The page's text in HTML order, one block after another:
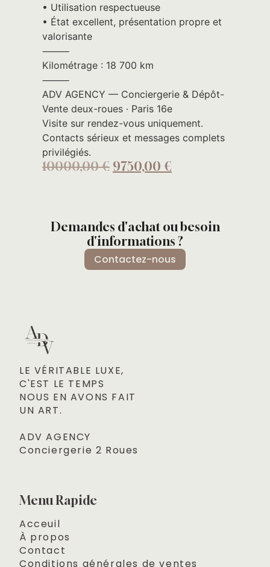
• Utilisation respectueuse
• État excellent, présentation propre et
valorisante
⸻
Kilométrage : 18 700 km
⸻
ADV AGENCY — Conciergerie & Dépôt-
Vente deux-roues · Paris 16e
Visite sur rendez-vous uniquement.
Contacts sérieux et messages complets
privilégiés.
10000,00€ 9750,00 €
Demandes d'achat ou besoin
d'informations ?
Contactez-nous
LE VÉRITABLE LUXE,
C'EST LE TEMPS
NOUS EN AVONS FAIT
UN ART.
ADV AGENCY
Conciergerie 2 Roues
Menu Rapide
Acceuil
À propos
Contact
Conditions générales de ventes